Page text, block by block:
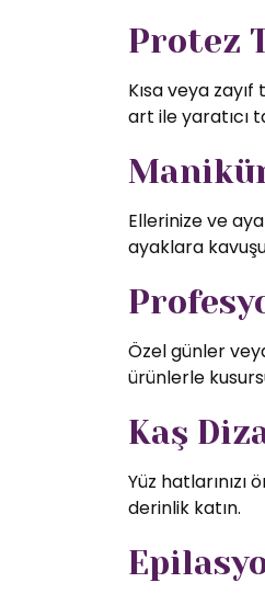
Protez
Kısa veya
art ile yaratıcı
Ellerinize ve
ayaklara
Özel günler
ürünlerle
Kaş
Yüz
derinlik katın.